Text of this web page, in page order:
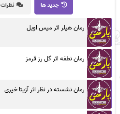
جدید ها نظرات
رمان هیلر اثر میس اویل
رمان نطفه اثر گل رز قرمز
رمان نشسته در نظر اثر آزیتا خیری